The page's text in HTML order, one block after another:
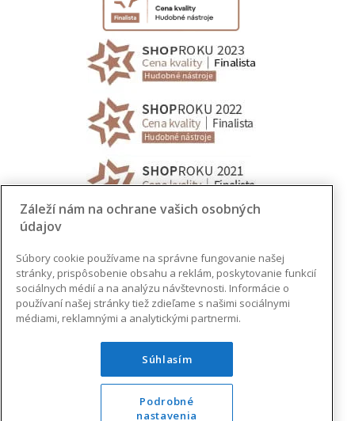
Záleží nám na ochrane vašich osobných
údajov
Súbory cookie používame na správne fungovanie našej
stránky, prispôsobenie obsahu a reklám, poskytovanie funkcií
sociálnych médií a na analýzu návštevnosti. Informácie o
používaní našej stránky tiež zdieľame s našimi sociálnymi
médiami, reklamnými a analytickými partnermi.
Súhlasím
Podrobné
nastavenia